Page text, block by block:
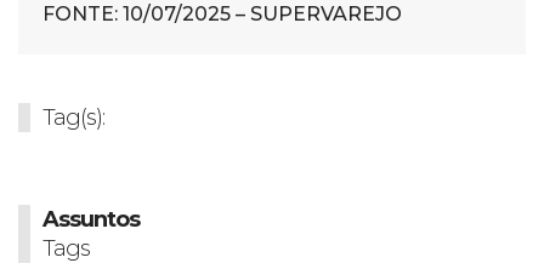
FONTE: 10/07/2025 – SUPERVAREJO
Tag(s):
Assuntos
Tags